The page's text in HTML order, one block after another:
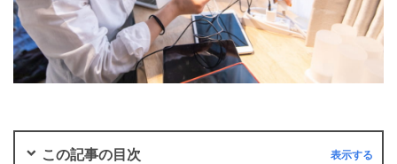
この記事の目次